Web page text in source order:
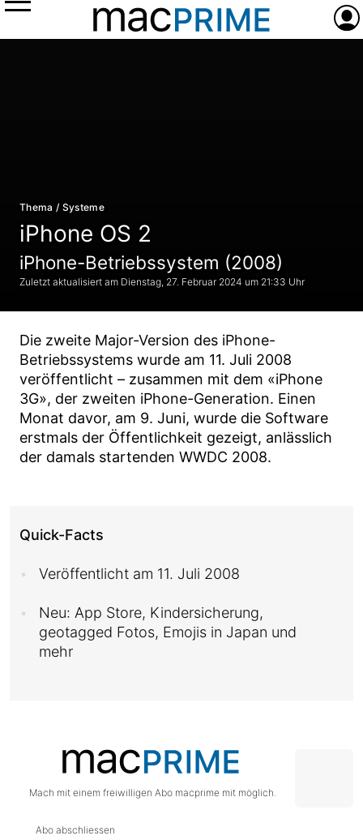
Menü
Thema / Systeme
iPhone OS 2
iPhone-Betriebssystem (2008)
Dienstag, 27. Februar 2024 um 21:33 Uhr
Die zweite Major-Version des iPhone-
Betriebssystems wurde am 11. Juli 2008
veröffentlicht – zusammen mit dem «iPhone
3G», der zweiten iPhone-Generation. Einen
Monat davor, am 9. Juni, wurde die Software
erstmals der Öffentlichkeit gezeigt, anlässlich
der damals startenden WWDC 2008.
Quick-Facts
Veröffentlicht am 11. Juli 2008
Neu: App Store, Kindersicherung,
geotagged Fotos, Emojis in Japan und
mehr
Mach mit einem freiwilligen Abo macprime mit möglich.
Abo abschliessen